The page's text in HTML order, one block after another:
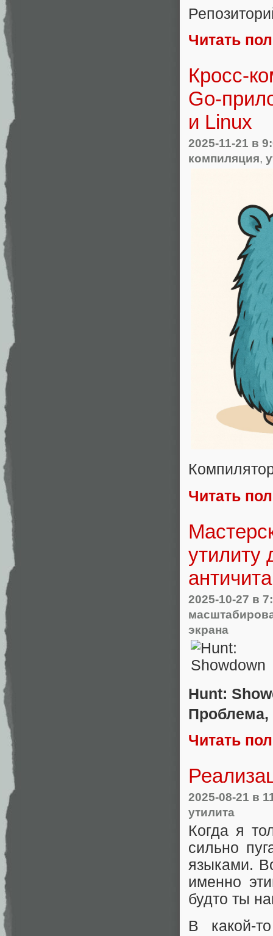
Читать
Кросс-
и Linux
2025-11-21 в
компиляция,
Читать
утилиту
античита
2025-10-27 в
экрана
Hunt:
Проблема,
Читать
2025-08-21 в
утилита
Когда я
сильно
языками.
именно
будто ты
В какой-